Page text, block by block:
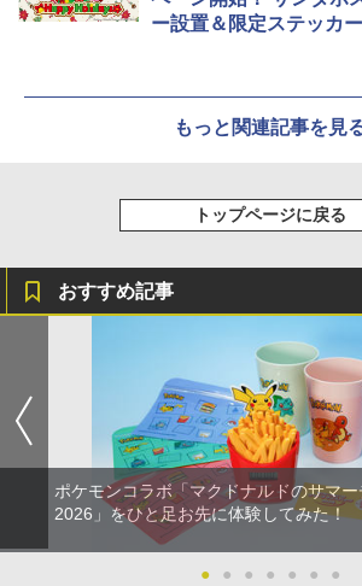
ー設置＆限定ステッカ
もっと関連記事を見
トップページに戻る
おすすめ記事
ポケモンコラボ「マクドナルドのサマ
2026」をひと足お先に体験してみた！
● ● ● ● ● ● ●